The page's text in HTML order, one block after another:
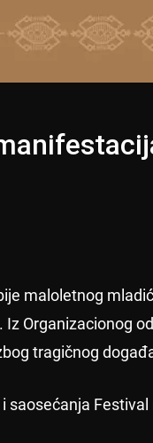
maloletnog
Iz Organizacionog
tragičnog
saosećanja